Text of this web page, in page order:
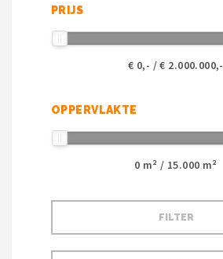
PRIJS
€ 0,- / € 2.000.000,-
OPPERVLAKTE
0 m² / 15.000 m²